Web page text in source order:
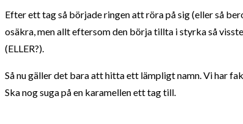
Efter ett tag så började ringen att röra på sig (eller så
osäkra, men allt eftersom den börja tillta i styrka så
(ELLER?).
Så nu gäller det bara att hitta ett lämpligt namn. Vi har
Ska nog suga på en karamellen ett tag till.